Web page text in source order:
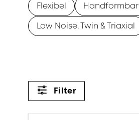
Flexibel Handformbar
Low Noise, Twin & Triaxial
Filter